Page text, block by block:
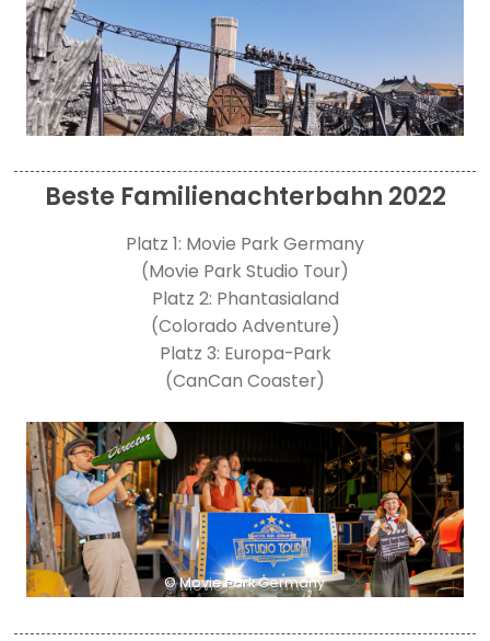
Beste Familienachterbahn 2022
Platz 1: Movie Park Germany
(Movie Park Studio Tour)
Platz 2: Phantasialand
(Colorado Adventure)
Platz 3: Europa-Park
(CanCan Coaster)
© Movie Park Germany